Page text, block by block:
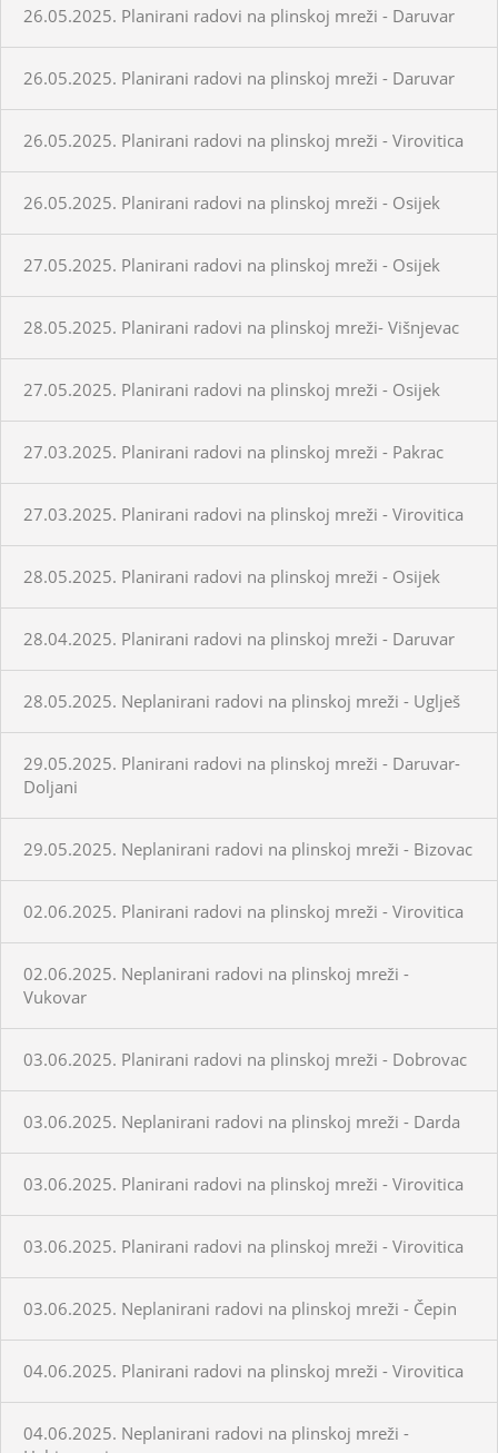
26.05.2025. Planirani radovi na plinskoj mreži - Daruvar
26.05.2025. Planirani radovi na plinskoj mreži - Daruvar
26.05.2025. Planirani radovi na plinskoj mreži - Virovitica
26.05.2025. Planirani radovi na plinskoj mreži - Osijek
27.05.2025. Planirani radovi na plinskoj mreži - Osijek
28.05.2025. Planirani radovi na plinskoj mreži- Višnjevac
27.05.2025. Planirani radovi na plinskoj mreži - Osijek
27.03.2025. Planirani radovi na plinskoj mreži - Pakrac
27.03.2025. Planirani radovi na plinskoj mreži - Virovitica
28.05.2025. Planirani radovi na plinskoj mreži - Osijek
28.04.2025. Planirani radovi na plinskoj mreži - Daruvar
28.05.2025. Neplanirani radovi na plinskoj mreži - Uglješ
29.05.2025. Planirani radovi na plinskoj mreži - Daruvar-
Doljani
29.05.2025. Neplanirani radovi na plinskoj mreži - Bizovac
02.06.2025. Planirani radovi na plinskoj mreži - Virovitica
02.06.2025. Neplanirani radovi na plinskoj mreži -
Vukovar
03.06.2025. Planirani radovi na plinskoj mreži - Dobrovac
03.06.2025. Neplanirani radovi na plinskoj mreži - Darda
03.06.2025. Planirani radovi na plinskoj mreži - Virovitica
03.06.2025. Planirani radovi na plinskoj mreži - Virovitica
03.06.2025. Neplanirani radovi na plinskoj mreži - Čepin
04.06.2025. Planirani radovi na plinskoj mreži - Virovitica
04.06.2025. Neplanirani radovi na plinskoj mreži -